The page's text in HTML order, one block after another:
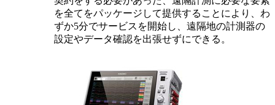
を全てをパッケージして提供することにより、わ
ずか5分でサービスを開始し、遠隔地の計測器の
設定やデータ確認を出張せずにできる。